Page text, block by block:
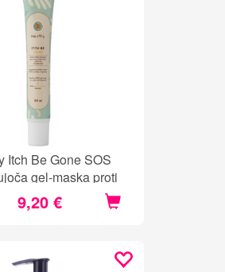
Itch Be Gone SOS
gel-maska proti
prhljaju
9,20 €